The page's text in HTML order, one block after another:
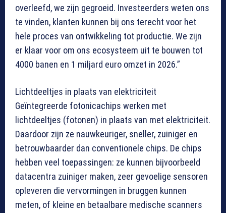
overleefd, we zijn gegroeid. Investeerders weten ons
te vinden, klanten kunnen bij ons terecht voor het
hele proces van ontwikkeling tot productie. We zijn
er klaar voor om ons ecosysteem uit te bouwen tot
4000 banen en 1 miljard euro omzet in 2026.”
Lichtdeeltjes in plaats van elektriciteit
Geïntegreerde fotonicachips werken met
lichtdeeltjes (fotonen) in plaats van met elektriciteit.
Daardoor zijn ze nauwkeuriger, sneller, zuiniger en
betrouwbaarder dan conventionele chips. De chips
hebben veel toepassingen: ze kunnen bijvoorbeeld
datacentra zuiniger maken, zeer gevoelige sensoren
opleveren die vervormingen in bruggen kunnen
meten, of kleine en betaalbare medische scanners